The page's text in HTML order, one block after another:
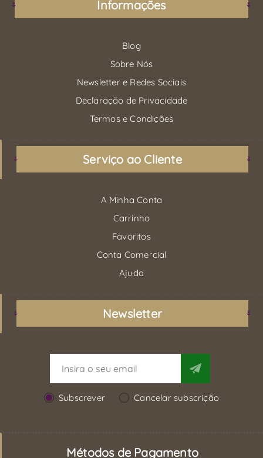
Informações
Blog
Sobre Nós
Newsletter e Redes Sociais
Declaração de Privacidade
Termos e Condições
Serviço ao Cliente
A Minha Conta
Carrinho
Favoritos
Conta Comercial
Ajuda
Newsletter
Subscrever Cancelar subscrição
Métodos de Pagamento